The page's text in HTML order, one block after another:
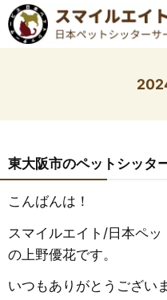
東大阪市のペットシッタ
こんばんは！
スマイルエイト/日本ペ
の上野優花です。
いつもありがとうござい